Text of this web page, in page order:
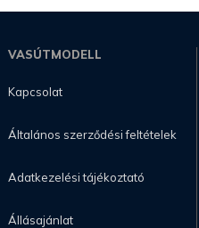
VASÚTMODELL
Kapcsolat
Általános szerződési feltételek
Adatkezelési tájékoztató
Állásajánlat